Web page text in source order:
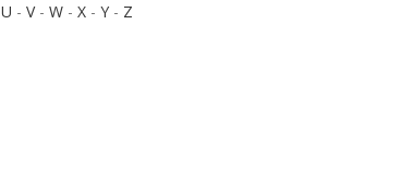
U - V- W - X - Y - Z